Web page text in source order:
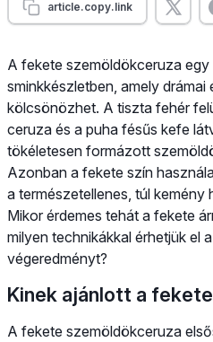
article.copy.link
A fekete szemöldökceruza
sminkkészletben, amely
kölcsönözhet. A tiszta fehér
ceruza és a puha fésűs kefe
tökéletesen formázott
Azonban a fekete szín
a természetellenes, túl kemény
Mikor érdemes tehát a fekete
milyen technikákkal érhetjük el
végeredményt?
Kinek ajánlott a
A fekete szemöldökceruza